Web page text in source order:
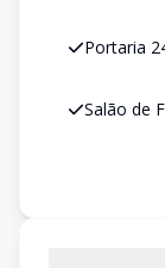
Portaria
Salão de